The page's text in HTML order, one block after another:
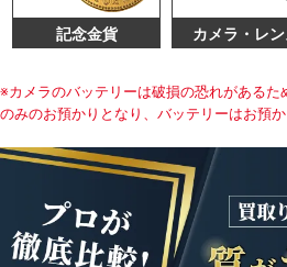
記念金貨 カメラ・レ
※カメラのバッテリーは破損の恐れがある
のみのお預かりとなり、バッテリーはお預か